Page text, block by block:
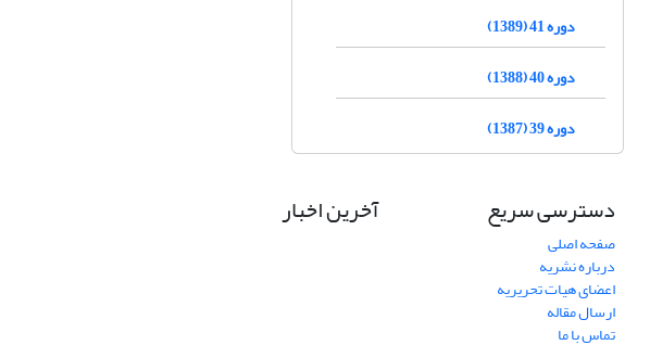
دوره 41 (1389)
دوره 40 (1388)
دوره 39 (1387)
دسترسی سریع
صفحه اصلی
درباره نشریه
اعضای هیات تحریریه
ارسال مقاله
تماس با ما
آخرین اخبار